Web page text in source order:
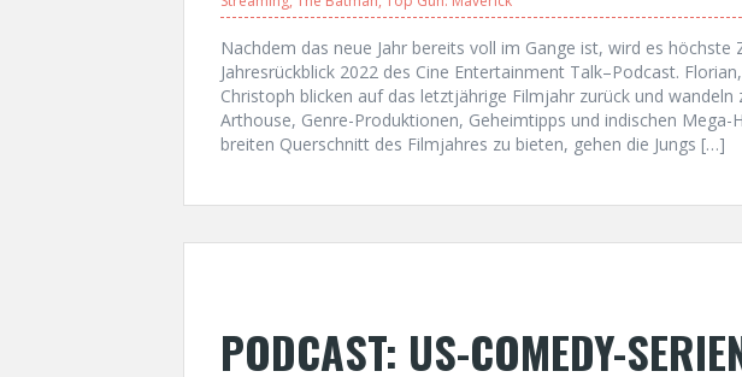
Nachdem das neue Jahr bereits voll im Gange ist, wird es höchste
Jahresrückblick 2022 des Cine Entertainment Talk–Podcast.
Christoph blicken auf das letztjährige Filmjahr zurück und
Arthouse, Genre-Produktionen, Geheimtipps und indischen Mega-
breiten Querschnitt des Filmjahres zu bieten, gehen die Jungs […]
PODCAST: US-COMEDY-